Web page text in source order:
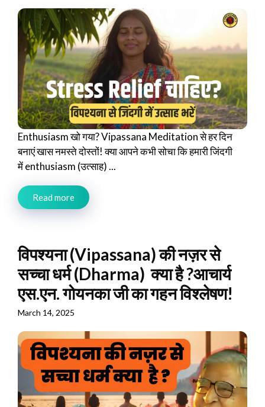
Enthusiasm खो गया? Vipassana Meditation से हर दिन
बनाएं खास नमस्ते दोस्तों! क्या आपने कभी सोचा कि हमारी जिंदगी
में enthusiasm (उत्साह) ...
Read more
विपश्यना (Vipassana) की नज़र से
सच्चा धर्म (Dharma) क्या है ?आचार्य
एस.एन. गोयनका जी का गहन विश्लेषण!
March 14, 2025